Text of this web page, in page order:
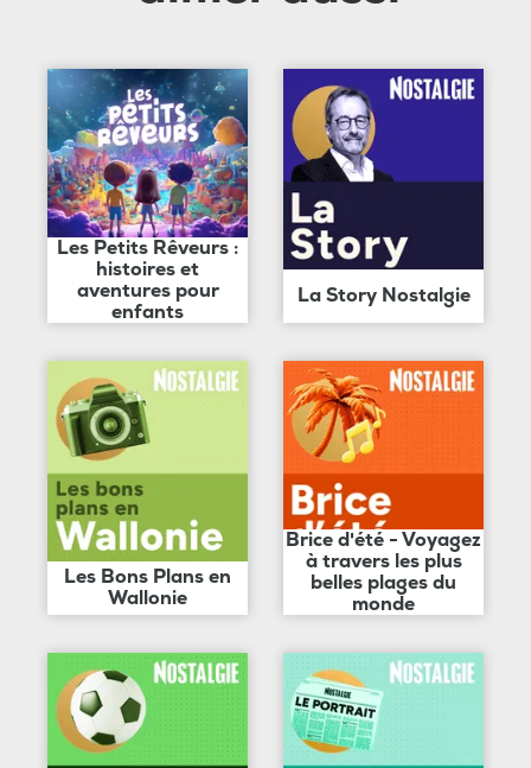
Les Petits Rêveurs :
histoires et
aventures pour
enfants
La Story Nostalgie
Les Bons Plans en
Wallonie
Brice d'été - Voyagez
à travers les plus
belles plages du
monde